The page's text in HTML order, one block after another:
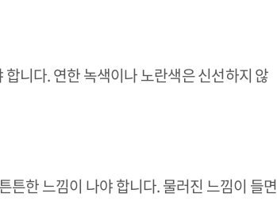
니다. 연한 녹색이나 노란색은 신선하지 않
튼한 느낌이 나야 합니다. 물러진 느낌이 들면